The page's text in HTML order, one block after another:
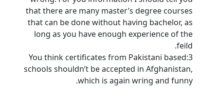
that there are many master’s degree courses
that can be done without having bachelor, as
long as you have enough experience of the
feild.
3:You think certificates from Pakistani based
schools shouldn’t be accepted in Afghanistan,
which is again wring and funny.